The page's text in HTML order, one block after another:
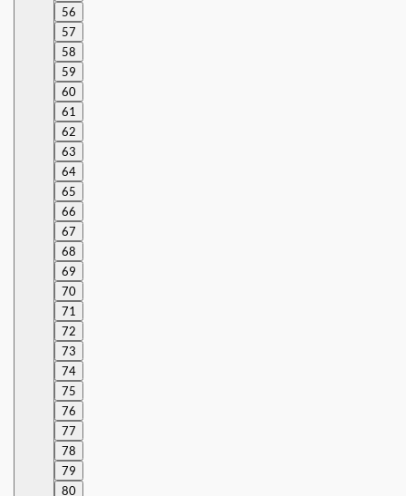
56
57
58
59
60
61
62
63
64
65
66
67
68
69
70
71
72
73
74
75
76
77
78
79
80